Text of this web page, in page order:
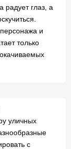
радует глаз, а
и
только
уличных
с